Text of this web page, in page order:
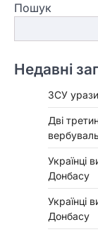
записами
Пошук
Недавні
ЗСУ
Дві
Українці
Донбасу
Українці
Донбасу